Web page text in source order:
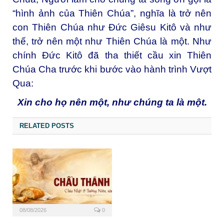
“hình ảnh của Thiên Chúa”, nghĩa là trở nên
con Thiên Chúa như Đức Giêsu Kitô và như
thế, trở nên một như Thiên Chúa là một. Như
chính Đức Kitô đã tha thiết cầu xin Thiên
Chúa Cha trước khi bước vào hành trình Vượt
Qua:
Xin cho họ nên một, như chúng ta là một.
RELATED POSTS
08/08/2026 0